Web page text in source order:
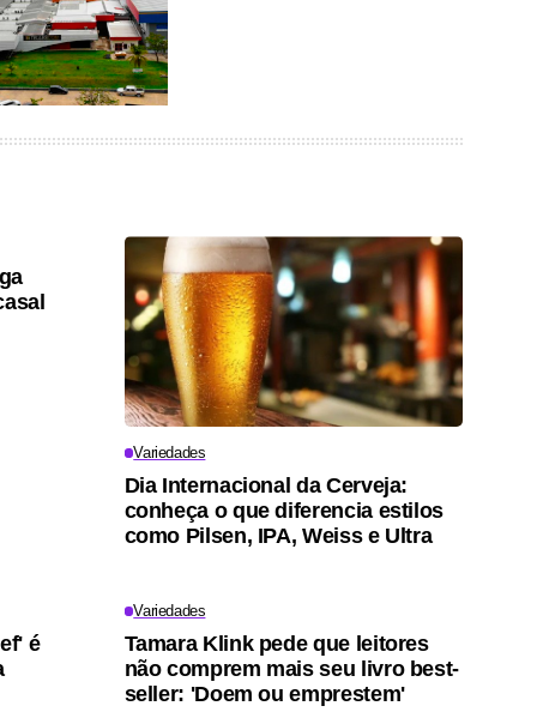
Variedades
Dia Internacional da Cerveja:
conheça o que diferencia estilos
como Pilsen, IPA, Weiss e Ultra
é
Variedades
Tamara Klink pede que leitores
não comprem mais seu livro best-
seller: 'Doem ou emprestem'